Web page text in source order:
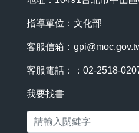
指導單位：文化部
客服信箱：
客服電話：：02-2518-
我要找書